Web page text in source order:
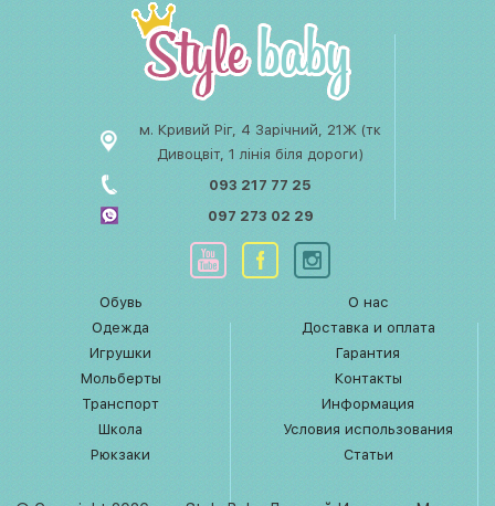
м. Кривий Ріг, 4 Зарічний, 21Ж (тк
Дивоцвіт, 1 лінія біля дороги)
093 217 77 25
097 273 02 29
Обувь
Одежда
Игрушки
Мольберты
Транспорт
Школа
Рюкзаки
О нас
Доставка и оплата
Гарантия
Контакты
Информация
Условия использования
Статьи